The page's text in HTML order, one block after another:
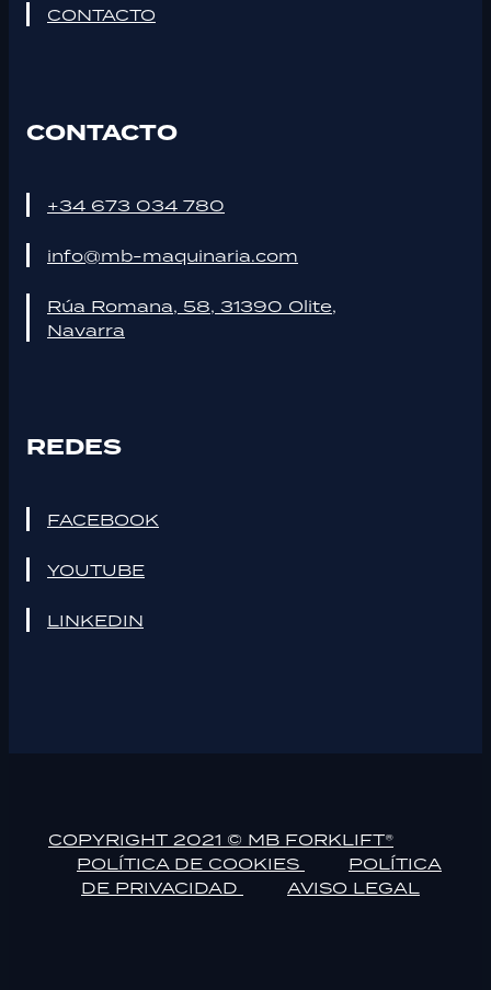
CONTACTO
CONTACTO
+34 673 034 780
info@mb-maquinaria.com
Rúa Romana, 58, 31390 Olite,
Navarra
REDES
FACEBOOK
YOUTUBE
LINKEDIN
COPYRIGHT 2021 © MB FORKLIFT®
POLÍTICA DE COOKIES
POLÍTICA
DE PRIVACIDAD
AVISO LEGAL